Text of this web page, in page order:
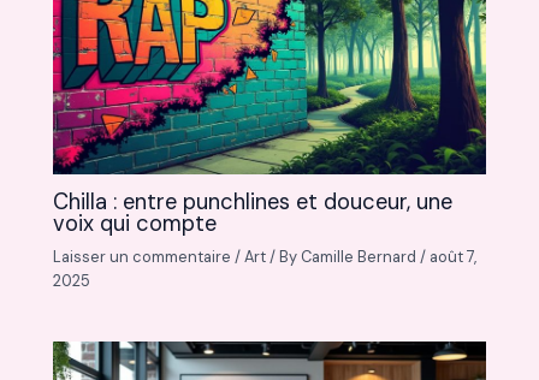
Chilla : entre punchlines et douceur, une
voix qui compte
Laisser un commentaire /Art/ By Camille Bernard/ août 7,
2025